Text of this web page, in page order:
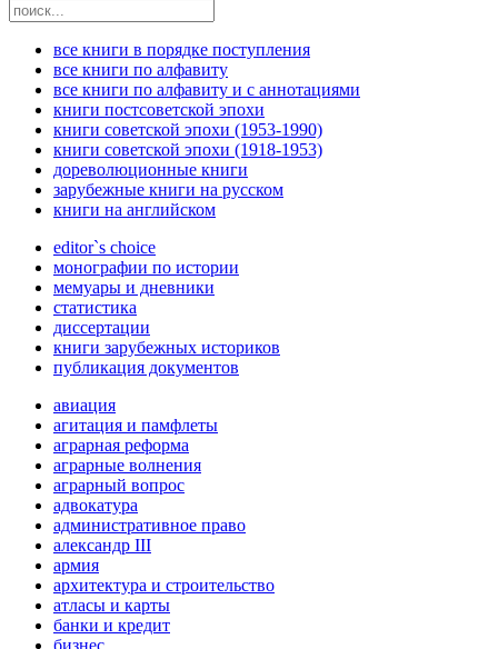
все книги в порядке поступления
все книги по алфавиту
все книги по алфавиту и с аннотациями
книги постсоветской эпохи
книги советской эпохи (1953-1990)
книги советской эпохи (1918-1953)
дореволюционные книги
зарубежные книги на русском
книги на английском
editor`s choice
монографии по истории
мемуары и дневники
статистика
диссертации
книги зарубежных историков
публикация документов
авиация
агитация и памфлеты
аграрная реформа
аграрные волнения
аграрный вопрос
адвокатура
административное право
александр III
армия
архитектура и строительство
атласы и карты
банки и кредит